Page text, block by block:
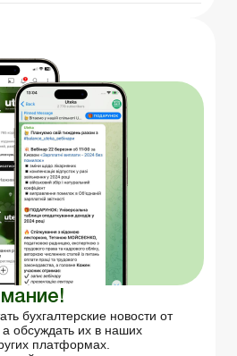
бухгалтерские новости от
обсуждать их в наших
платформах.